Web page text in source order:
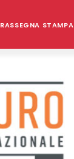
RASSEGNA STAMPA